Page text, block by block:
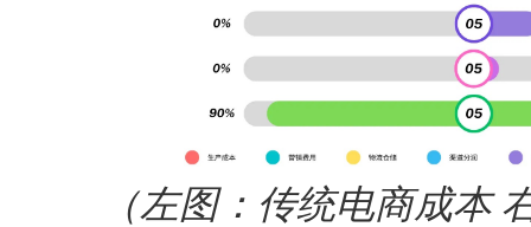
（左图：传统电商成本